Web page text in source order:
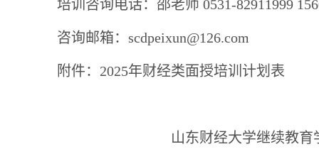
培训咨询电话：邵老师 0531-82911999
咨询邮箱： scdpeixun@126.com
附件： 2025年财经类面授培训计划表
山东财经大学继续教育